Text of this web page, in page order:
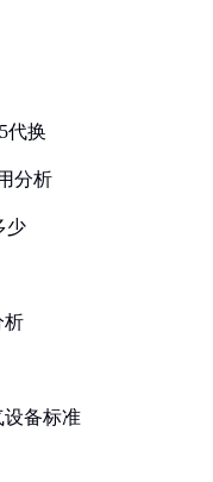
代换
分析
少
析
设备标准